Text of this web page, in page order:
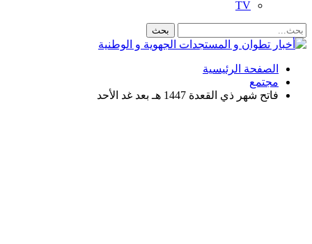
TV
الصفحة الرئيسية
مجتمع
فاتح شهر ذي القعدة 1447 هـ بعد غد الأحد